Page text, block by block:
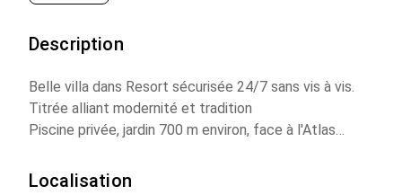
Description
Belle villa dans Resort sécurisée 24/7 sans vis à vis.
Titrée alliant modernité et tradition
Piscine privée, jardin 700 m environ, face à l'Atlas
3 chambres / 3 sdb
Localisation